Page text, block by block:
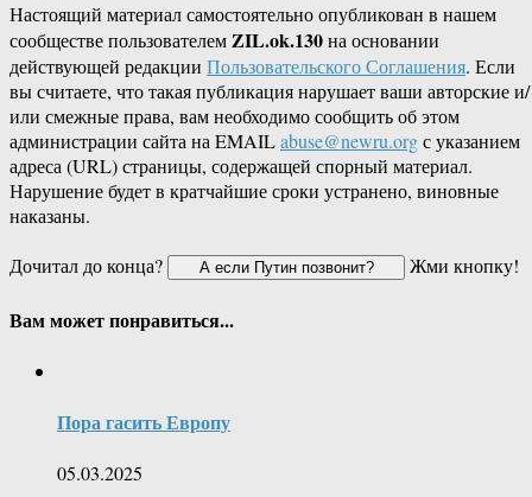
Настоящий материал самостоятельно опубликован в нашем
сообществе пользователемZIL.ok.130на основании
действующей редакции Пользовательского Соглашения. Если
вы считаете, что такая публикация нарушает ваши авторские и/
или смежные права, вам необходимо сообщить об этом
администрации сайта на EMAILabuse@newru.orgс указанием
адреса (URL) страницы, содержащей спорный материал.
Нарушение будет в кратчайшие сроки устранено, виновные
наказаны.
Дочитал до конца?
Жми кнопку!
Вам может понравиться...
Пора гасить Европу
05.03.2025